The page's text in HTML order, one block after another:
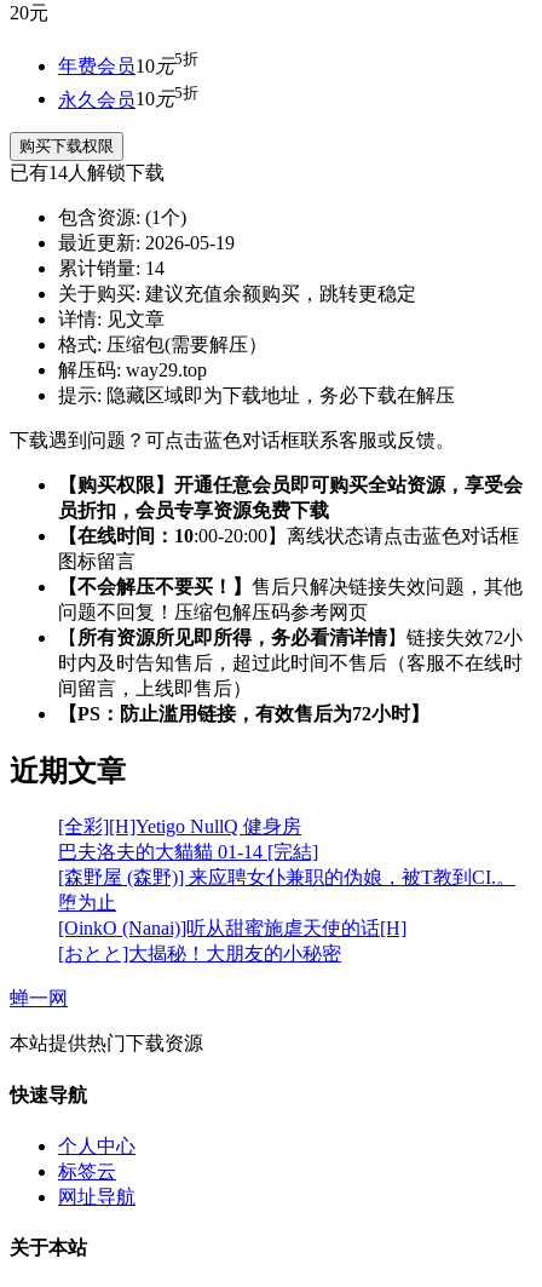
20元
年费会员10元5折
永久会员10元5折
购买下载权限
已有14人解锁下载
包含资源: (1个)
最近更新: 2026-05-19
累计销量: 14
关于购买: 建议充值余额购买，跳转更稳定
详情: 见文章
格式: 压缩包(需要解压）
解压码: way29.top
提示: 隐藏区域即为下载地址，务必下载在解压
下载遇到问题？可点击蓝色对话框联系客服或反馈。
【购买权限】开通任意会员即可购买全站资源，享受会
员折扣，会员专享资源免费下载
【在线时间：10:00-20:00】离线状态请点击蓝色对话框
图标留言
【不会解压不要买！】 售后只解决链接失效问题，其他
问题不回复！压缩包解压码参考网页
【 所有资源所见即所得，务必看清详情】链接失效72小
时内及时告知售后，超过此时间不售后（客服不在线时
间留言，上线即售后）
【PS：防止滥用链接，有效售后为72小时】
近期文章
[全彩][H]Yetigo NullQ 健身房
巴夫洛夫的大貓貓 01-14 [完結]
[森野屋 (森野)] 来应聘女仆兼职的伪娘，被T教到CI.。
堕为止
[OinkO (Nanai)]听从甜蜜施虐天使的话[H]
[おとと]大揭秘！大朋友的小秘密
蝉一网
本站提供热门下载资源
快速导航
个人中心
标签云
网址导航
关于本站